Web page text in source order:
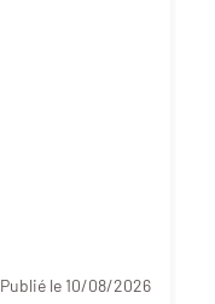
Publié le 10/08/2026